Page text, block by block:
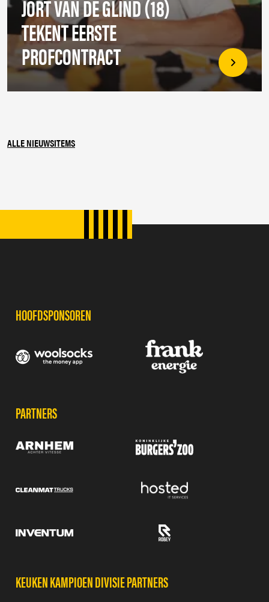
JORT VAN DE GLIND (18)
TEKENT EERSTE
PROFCONTRACT
ALLE NIEUWSITEMS
HOOFDSPONSOREN
PARTNERS
KEUKEN KAMPIOEN DIVISIE PARTNERS